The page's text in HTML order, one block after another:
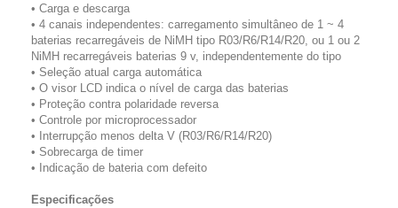
• Carga e descarga
• 4 canais independentes: carregamento simultâneo de 1 ~ 4
baterias recarregáveis de NiMH tipo R03/R6/R14/R20, ou 1 ou 2
NiMH recarregáveis baterias 9 v, independentemente do tipo
• Seleção atual carga automática
• O visor LCD indica o nível de carga das baterias
• Proteção contra polaridade reversa
• Controle por microprocessador
• Interrupção menos delta V (R03/R6/R14/R20)
• Sobrecarga de timer
• Indicação de bateria com defeito
Especificações